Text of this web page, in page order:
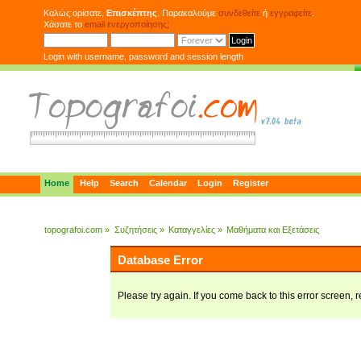
Καλώς ορίσατε, Επισκέπτης . Παρακαλούμε συνδεθείτε ή εγγραφείτε
Χάσατε το email ενεργοποίησης;
Login with username, password and session length
Home Help Search Calendar Login Register
topografoi.com » Συζητήσεις» Καταγγελίες» Μαθήματα και Εξετάσεις
Database Error
Please try again. If you come back to this error screen,